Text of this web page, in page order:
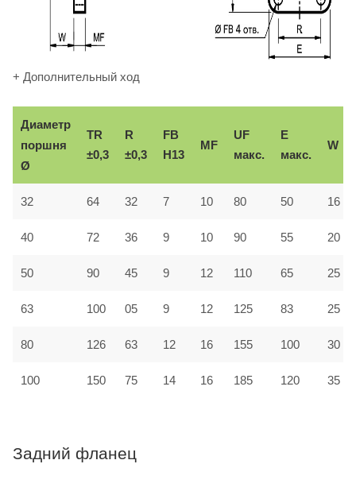
+ Дополнительный ход
Диаметр
поршня
Ø
TR
±0,3
R
±0,3
FB
H13
MF
UF
макс.
E
макс.
W
32 64 32 7 10 80 50 16
40 72 36 9 10 90 55 20
50 90 45 9 12 110 65 25
63 100 05 9 12 125 83 25
80 126 63 12 16 155 100 30
100 150 75 14 16 185 120 35
Задний фланец